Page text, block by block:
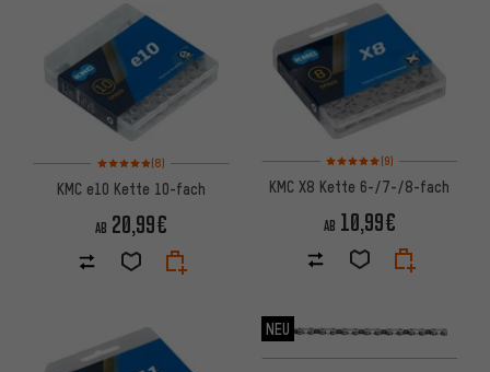
Bewertungen: 5 von 5 basierend auf 8 Bewertungen
(8)
KMC e10 Kette 10-fach
AB 20,99€
Bewertungen: 5 von 5
(9)
KMC X8 Kette 6-/7-/8-fach
AB 10,99€
NEU